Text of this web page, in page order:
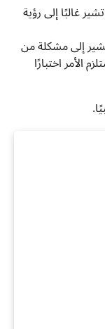
تشير غالبًا إلى رؤية
إلى مشكلة من
الأمر اختبارًا